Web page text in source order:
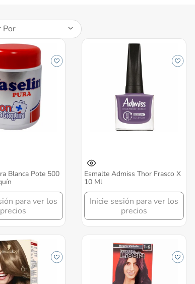
Por
Blanca Pote 500
para ver los
precios
Esmalte Admiss Thor Frasco X
10 Ml
Inicie sesión para ver los
precios